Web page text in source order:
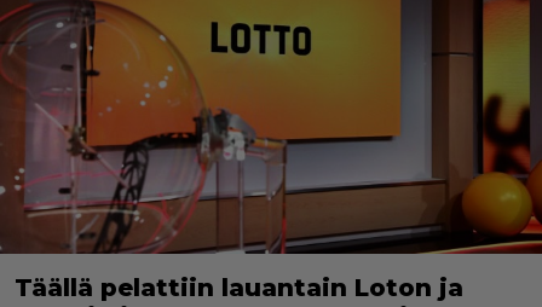
Täällä pelattiin lauantain Loton ja